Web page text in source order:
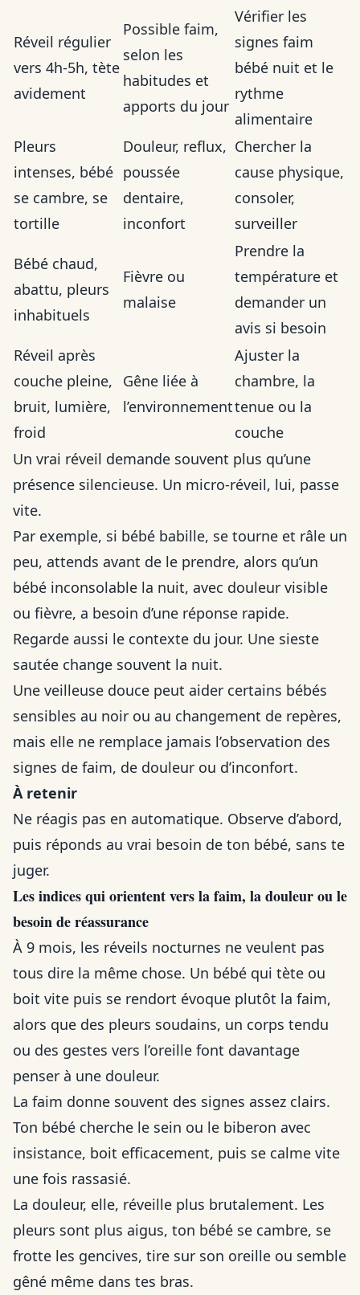
Réveil régulier
vers 4h-5h, tète
avidement
Possible faim,
selon les
habitudes et
apports du jour
Vérifier les
signes faim
bébé nuit et le
rythme
alimentaire
Pleurs
intenses, bébé
se cambre, se
tortille
Douleur, reflux,
poussée
dentaire,
inconfort
Chercher la
cause physique,
consoler,
surveiller
Bébé chaud,
abattu, pleurs
inhabituels
Fièvre ou
malaise
Prendre la
température et
demander un
avis si besoin
Réveil après
couche pleine,
bruit, lumière,
froid
Gêne liée à
l’environnement
Ajuster la
chambre, la
tenue ou la
couche
Un vrai réveil demande souvent plus qu’une
présence silencieuse. Un micro-réveil, lui, passe
vite.
Par exemple, si bébé babille, se tourne et râle un
peu, attends avant de le prendre, alors qu’un
bébé inconsolable la nuit, avec douleur visible
ou fièvre, a besoin d’une réponse rapide.
Regarde aussi le contexte du jour. Une sieste
sautée change souvent la nuit.
Une veilleuse douce peut aider certains bébés
sensibles au noir ou au changement de repères,
mais elle ne remplace jamais l’observation des
signes de faim, de douleur ou d’inconfort.
À retenir
Ne réagis pas en automatique. Observe d’abord,
puis réponds au vrai besoin de ton bébé, sans te
juger.
Les indices qui orientent vers la faim, la douleur ou le
besoin de réassurance
À 9 mois, les réveils nocturnes ne veulent pas
tous dire la même chose. Un bébé qui tète ou
boit vite puis se rendort évoque plutôt la faim,
alors que des pleurs soudains, un corps tendu
ou des gestes vers l’oreille font davantage
penser à une douleur.
La faim donne souvent des signes assez clairs.
Ton bébé cherche le sein ou le biberon avec
insistance, boit efficacement, puis se calme vite
une fois rassasié.
La douleur, elle, réveille plus brutalement. Les
pleurs sont plus aigus, ton bébé se cambre, se
frotte les gencives, tire sur son oreille ou semble
gêné même dans tes bras.